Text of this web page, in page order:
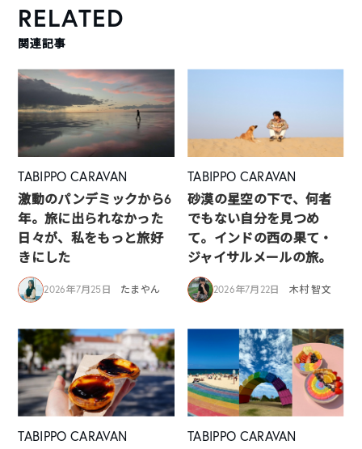
RELATED
関連記事
TABIPPO CARAVAN
激動のパンデミックから6
年。旅に出られなかった
日々が、私をもっと旅好
きにした
2026年7月25日 たまやん
TABIPPO CARAVAN
砂漠の星空の下で、何者
でもない自分を見つめ
て。インドの西の果て・
ジャイサルメールの旅。
2026年7月22日 木村 智文
TABIPPO CARAVAN
TABIPPO CARAVAN